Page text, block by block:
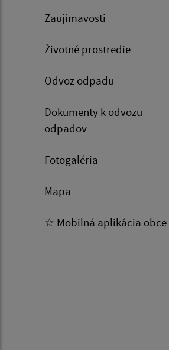
Zaujímavosti
Životné prostredie
Odvoz odpadu
Dokumenty k odvozu
odpadov
Fotogaléria
Mapa
☆ Mobilná aplikácia obce